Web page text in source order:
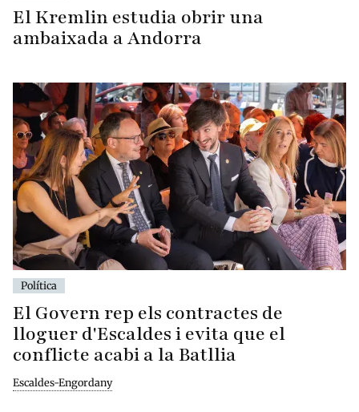
El Kremlin estudia obrir una
ambaixada a Andorra
Política
El Govern rep els contractes de
lloguer d'Escaldes i evita que el
conflicte acabi a la Batllia
Escaldes-Engordany